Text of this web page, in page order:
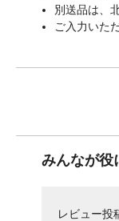
別送品は、
ご入力いた
みんなが役
レビュー投